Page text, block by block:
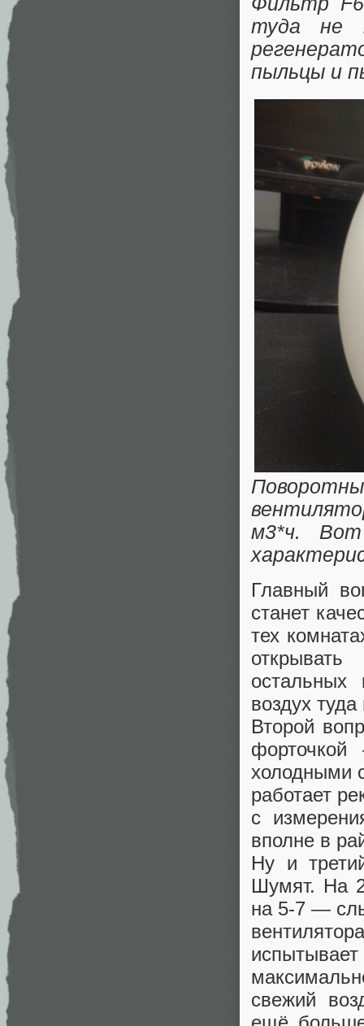
туда не
пыльцы и
м3*ч.
Главный
станет
тех
воздух
Второй
холодными
работает
с
вполне в
Ну и
Шумят. На
на 5-7 —
свежий